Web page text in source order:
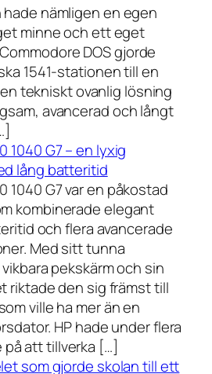
nämligen en egen
minne och ett eget
DOS gjorde
1541-stationen till en
tekniskt ovanlig lösning
avancerad och långt
1040 G7 – en lyxig
lång batteritid
1040 G7 var en påkostad
kombinerade elegant
och flera avancerade
Med sitt tunna
pekskärm och sin
riktade den sig främst till
ville ha mer än en
HP hade under flera
att tillverka […]
som gjorde skolan till ett